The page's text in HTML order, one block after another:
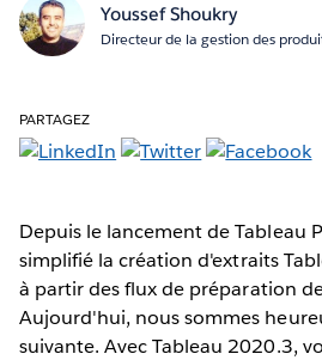
Youssef Shoukry
Directeur de la gestion des
PARTAGEZ
Depuis le lancement de Tableau
simplifié la création d'extraits
à partir des flux de préparation
Aujourd'hui, nous sommes
suivante. Avec Tableau 2020.3,